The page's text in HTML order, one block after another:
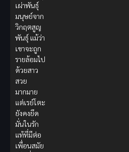
เผ่าพันธุ์
มนุษย์จาก
วิกฤตสูญ
พันธุ์ แม้ว่า
เขาจะถูก
รายล้อมไป
ด้วยสาว
สวย
มากมาย
แต่เรย์โตะ
ยังคงยึด
มั่นในรัก
แท้ที่มีต่อ
เพื่อนสมัย